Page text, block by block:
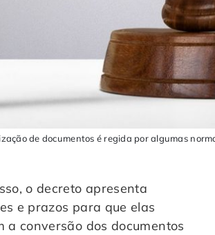
de documentos é regida por algumas
o decreto apresenta
e prazos para que elas
a conversão dos documentos